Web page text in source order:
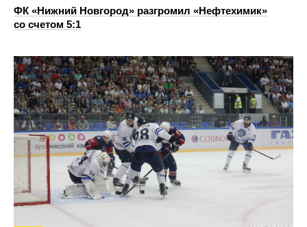
ФК «Нижний Новгород» разгромил «Нефтехимик»
со счетом 5:1